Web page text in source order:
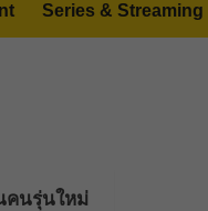
Series & Streaming
คนรุ่นใหม่